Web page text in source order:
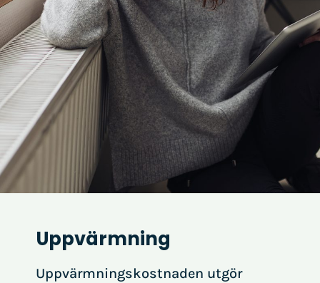
Uppvärmning
Uppvärmningskostnaden utgör